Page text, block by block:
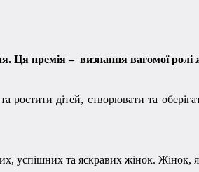
Ця премія – визнання вагомої ролі
ростити дітей, створювати та
успішних та яскравих жінок. Жінок,